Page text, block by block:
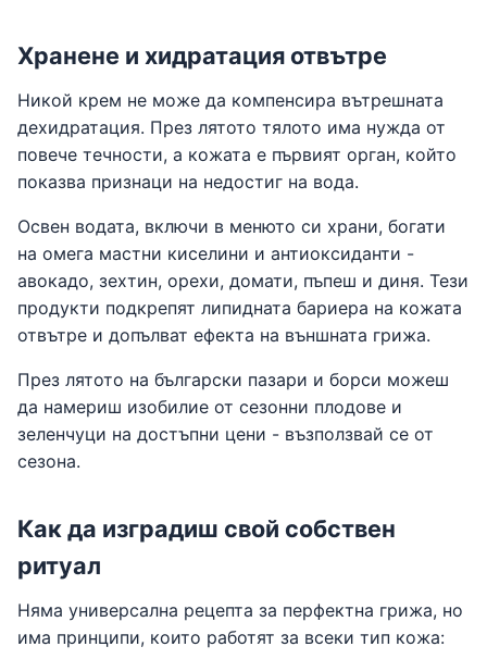
Хранене и хидратация отвътре
Никой крем не може да компенсира вътрешната
дехидратация. През лятото тялото има нужда от
повече течности, а кожата е първият орган, който
показва признаци на недостиг на вода.
Освен водата, включи в менюто си храни, богати
на омега мастни киселини и антиоксиданти -
авокадо, зехтин, орехи, домати, пъпеш и диня. Тези
продукти подкрепят липидната бариера на кожата
отвътре и допълват ефекта на външната грижа.
През лятото на български пазари и борси можеш
да намериш изобилие от сезонни плодове и
зеленчуци на достъпни цени - възползвай се от
сезона.
Как да изградиш свой собствен
ритуал
Няма универсална рецепта за перфектна грижа, но
има принципи, които работят за всеки тип кожа: